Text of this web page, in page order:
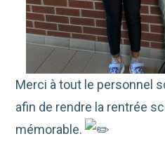
Merci à tout le personnel
afin de rendre la rentrée
mémorable.